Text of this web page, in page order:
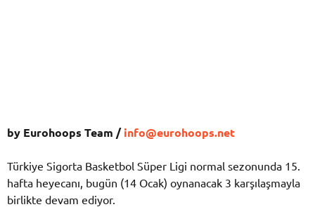
by Eurohoops Team /info@eurohoops.net
Türkiye Sigorta Basketbol Süper Ligi normal sezonunda 15.
hafta heyecanı, bugün (14 Ocak) oynanacak 3 karşılaşmayla
birlikte devam ediyor.